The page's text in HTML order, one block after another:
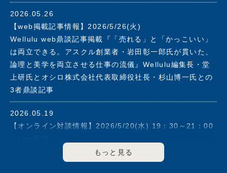
▼その他の役職
イザリーボードメンバー
2003年5月～2008年6月(株)エヌ・ティ・ティ・ドコモ(現
2006年6月～2018年3月(株)資生堂 社外取締役
2020年8月セーフィー(株)社外取締役
2026.05.26
【web掲載記事情報】2026/5/26(火)
Wellulu web鼎談記事掲載『「売れる」と「かっこいい」
は両立できる。アスクル創業者・岩田彰一郎氏が貫いた、
論理と美学を両立させる仕事の流儀』Wellulu編集長・堂
上研氏とオシロ株式会社代表取締役社長・杉山博一氏との
3者鼎談記事
2026.05.19
【オンライン対談情報】2026/5/20(水) 19：30～21：00
FLAGS 「伊藤羊一が聞く！」#5 ゲスト：岩田彰一郎
著書『起業家になる前に知っておいてほしいこと』オンラ